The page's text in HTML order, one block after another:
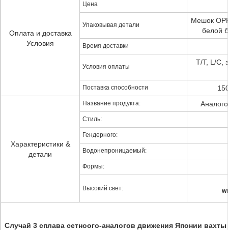
Оплата и доставка
Условия
Цена
Упаковывая детали
Мешок
белой
Время доставки
Условия оплаты
T/T, L/C,
Поставка способности
Характеристики &
детали
Название продукта:
Стиль:
Гендерного:
Водонепроницаемый:
Формы:
Высокий свет:
Случай 3 сплава сетноого-аналогов движения Японии